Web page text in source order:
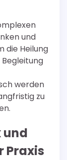
und
die Heilung
werden
zu
und
Praxis